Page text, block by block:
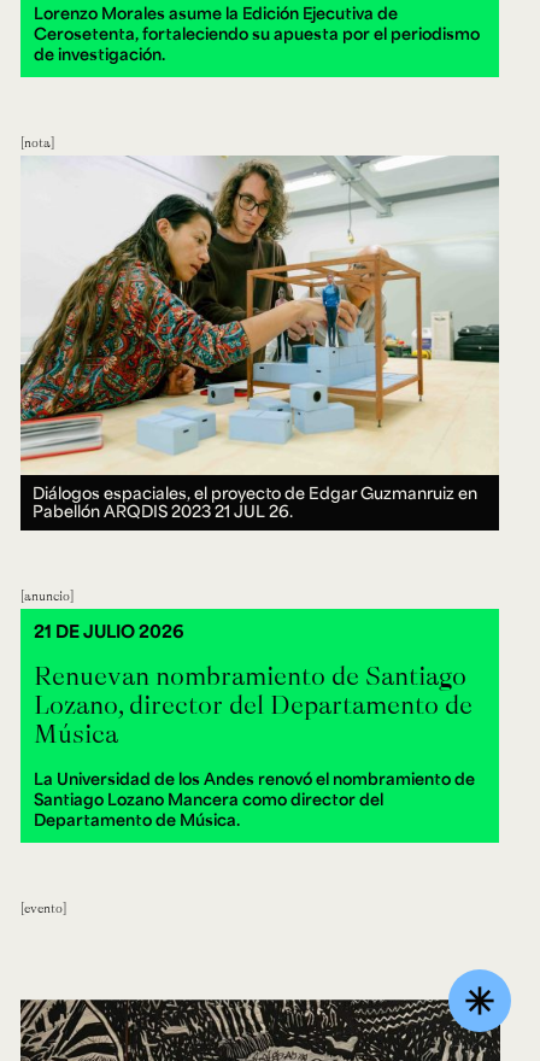
Lorenzo Morales asume la Edición Ejecutiva de
Cerosetenta, fortaleciendo su apuesta por el periodismo
de investigación.
nota
Diálogos espaciales, el proyecto de Edgar Guzmanruiz en
Pabellón ARQDIS 202321 JUL 26.
anuncio
Renuevan nombramiento de Santiago
Lozano, director del Departamento de
Música
La Universidad de los Andes renovó el nombramiento de
Santiago Lozano Mancera como director del
Departamento de Música.
21 DE JULIO 2026
evento
asterisk